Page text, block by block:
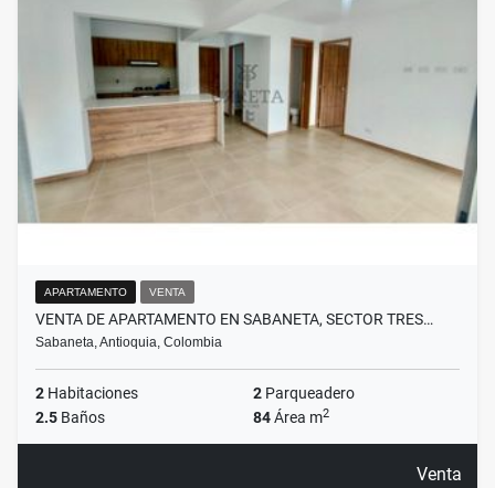
APARTAMENTO VENTA
VENTA DE APARTAMENTO EN SABANETA, SECTOR TRES…
Sabaneta, Antioquia, Colombia
2 Habitaciones 2 Parqueadero
2.5 Baños 84Área m2
Venta